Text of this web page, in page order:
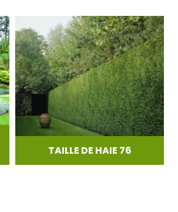
TAILLE DE HAIE 76